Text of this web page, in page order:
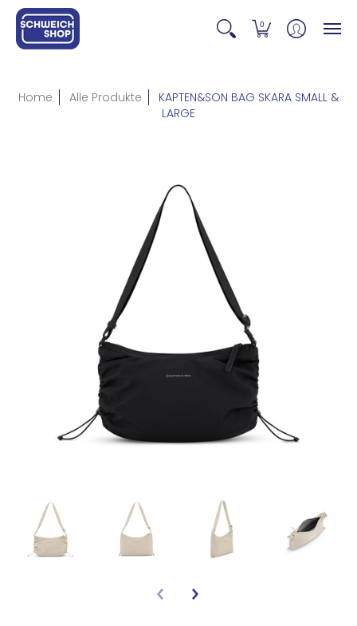
0
Home Alle Produkte
KAPTEN&SON BAG SKARA SMALL &
LARGE